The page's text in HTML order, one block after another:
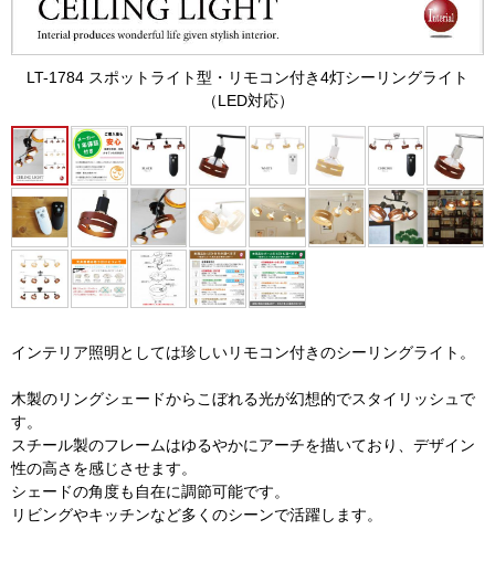
LT-1784 スポットライト型・リモコン付き4灯シーリングライト
（LED対応）
インテリア照明としては珍しいリモコン付きのシーリングライト。
木製のリングシェードからこぼれる光が幻想的でスタイリッシュで
す。
スチール製のフレームはゆるやかにアーチを描いており、デザイン
性の高さを感じさせます。
シェードの角度も自在に調節可能です。
リビングやキッチンなど多くのシーンで活躍します。